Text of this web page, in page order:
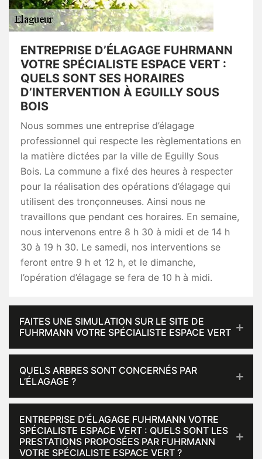
ENTREPRISE D’ÉLAGAGE FUHRMANN
VOTRE SPÉCIALISTE ESPACE VERT :
QUELS SONT SES HORAIRES
D’INTERVENTION À EGUILLY SOUS
BOIS
Nous sommes une entreprise d’élagage
professionnel qui respecte les règlementations en
la matière dictées par la ville de Eguilly Sous
Bois. La commune a fixé des heures à respecter
pour la réalisation des opérations d’élagage qui
utilisent des tronçonneuses. Ainsi nous ne
travaillons que pendant ces horaires. En semaine,
nous intervenons entre 8 h 30 à midi et de 14 h
30 à 19 h 30. Le samedi, nos interventions se
feront entre 9 h et 12 h, et le dimanche,
l’opération d’élagage se fera de 10 h à midi.
FAITES UNE SIMULATION SUR LE SITE DE
FUHRMANN VOTRE SPÉCIALISTE ESPACE VERT
QUELS ARBRES SONT CONCERNÉS PAR
L’ÉLAGAGE ?
ENTREPRISE D’ÉLAGAGE FUHRMANN VOTRE
SPÉCIALISTE ESPACE VERT : QUELS SONT LES
PRESTATIONS PROPOSÉES PAR FUHRMANN
VOTRE SPÉCIALISTE ESPACE VERT ?